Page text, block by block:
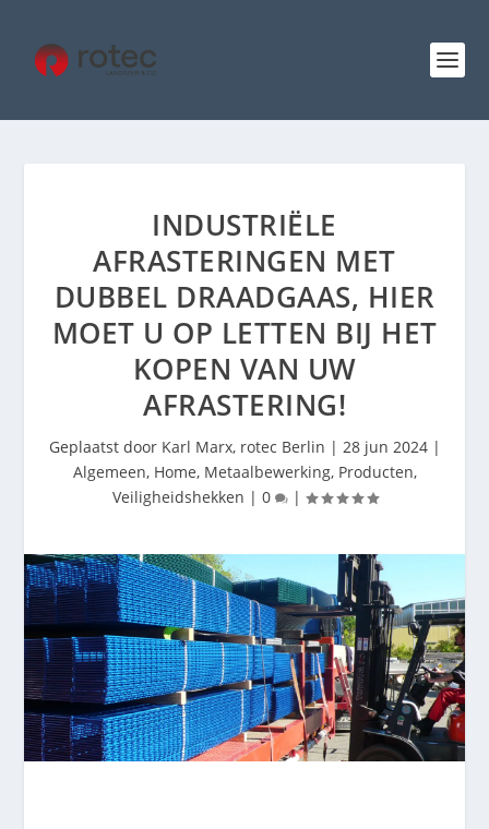
INDUSTRIËLE
AFRASTERINGEN MET
DUBBEL DRAADGAAS, HIER
MOET U OP LETTEN BIJ HET
KOPEN VAN UW
AFRASTERING!
Geplaatst door Karl Marx, rotec Berlin | 28 jun 2024|
Algemeen, Home, Metaalbewerking, Producten,
Veiligheidshekken | 0 |